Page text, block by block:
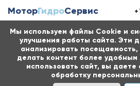
Мы используем файлы Cookie и
улучшения работы сайта. Эти
анализировать посещаемость,
делать контент более
использовать сайт, вы даете
обработку
МоторГидроСервис +